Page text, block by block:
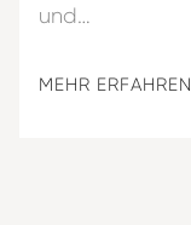
und…
MEHR ERFAHREN